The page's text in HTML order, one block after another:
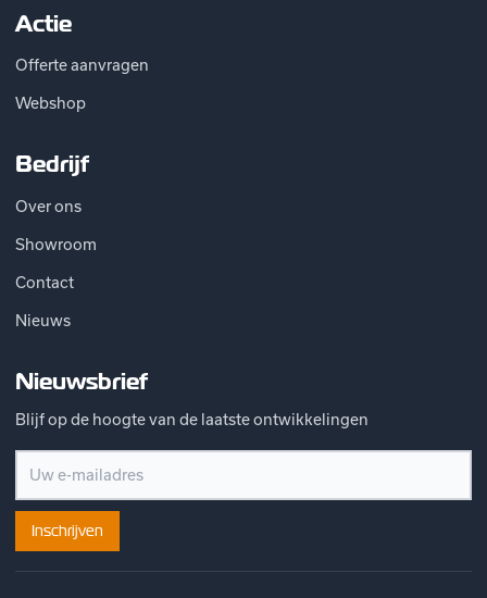
Actie
Offerte aanvragen
Webshop
Bedrijf
Over ons
Showroom
Contact
Nieuws
Nieuwsbrief
Blijf op de hoogte van de laatste ontwikkelingen
Inschrijven